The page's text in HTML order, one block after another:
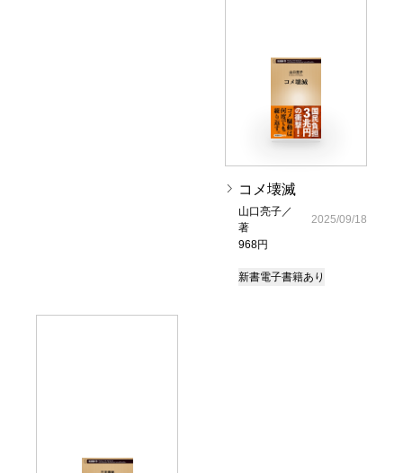
コメ壊滅
山口亮子／
著
968円
2025/09/18
新書電子書籍あり